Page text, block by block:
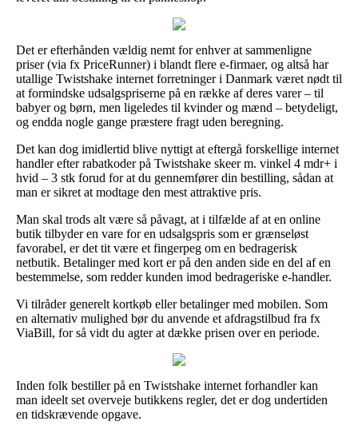
Det er efterhånden vældig nemt for enhver at sammenligne
priser (via fx PriceRunner) i blandt flere e-firmaer, og altså har
utallige Twistshake internet forretninger i Danmark været nødt til
at formindske udsalgspriserne på en række af deres varer – til
babyer og børn, men ligeledes til kvinder og mænd – betydeligt,
og endda nogle gange præstere fragt uden beregning.
Det kan dog imidlertid blive nyttigt at eftergå forskellige internet
handler efter rabatkoder på Twistshake skeer m. vinkel 4 mdr+ i
hvid – 3 stk forud for at du gennemfører din bestilling, sådan at
man er sikret at modtage den mest attraktive pris.
Man skal trods alt være så påvagt, at i tilfælde af at en online
butik tilbyder en vare for en udsalgspris som er grænseløst
favorabel, er det tit være et fingerpeg om en bedragerisk
netbutik. Betalinger med kort er på den anden side en del af en
bestemmelse, som redder kunden imod bedrageriske e-handler.
Vi tilråder generelt kortkøb eller betalinger med mobilen. Som
en alternativ mulighed bør du anvende et afdragstilbud fra fx
ViaBill, for så vidt du agter at dække prisen over en periode.
Inden folk bestiller på en Twistshake internet forhandler kan
man ideelt set overveje butikkens regler, det er dog undertiden
en tidskrævende opgave.